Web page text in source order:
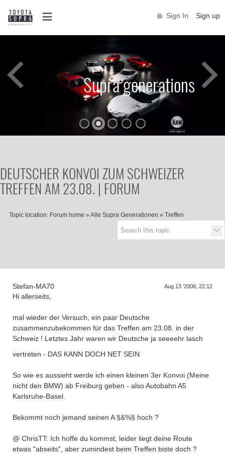
Sign In Sign up
generations
Supra generations
DEUTSCHER KONVOI ZUM SCHWEIZER
TREFFEN AM 23.08. | FORUM
Topic location: Forum home » Alle Supra Generationen » Treffen
Stefan-MA70 Aug 13 '2008, 22:12
Hi allerseits,
mal wieder der Versuch, ein paar Deutsche
zusammenzubekommen für das Treffen am 23.08. in der
Schweiz ! Letztes Jahr waren wir Deutsche ja seeeehr lasch
vertreten - DAS KANN DOCH NET SEIN
So wie es aussieht werde ich einen kleinen 3er Konvoi (Meine
nicht den BMW) ab Freiburg geben - also Autobahn A5
Karlsruhe-Basel.
Bekommt noch jemand seinen A §&%§ hoch ?
@ ChrisTT: Ich hoffe du kommst, leider liegt deine Route
etwas "abseits", aber zumindest beim Treffen biste doch ?